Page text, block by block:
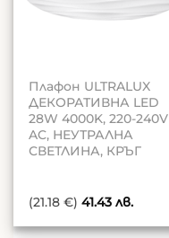
Плафон ULTRALUX
ДЕКОРАТИВНА LED
28W 4000K, 220-240V
AC, НЕУТРАЛНА
СВЕТЛИНА, КРЪГ
(21.18 €) 41.43лв.